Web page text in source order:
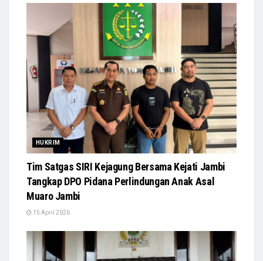
HUKRIM
Tim Satgas SIRI Kejagung Bersama Kejati Jambi
Tangkap DPO Pidana Perlindungan Anak Asal
Muaro Jambi
15 April 2026